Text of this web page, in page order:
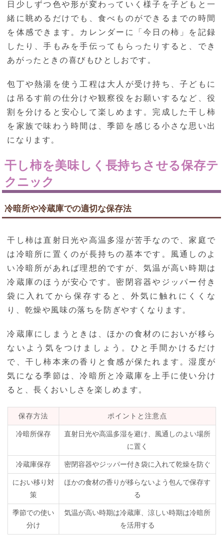
日少しずつ色や形が変わっていく様子を子どもと一
緒に眺めるだけでも、食べものができるまでの時間
を体感できます。カレンダーに「今日の柿」を記録
したり、手もみを手伝ってもらったりすると、でき
あがったときの喜びもひとしおです。
包丁や熱湯を使う工程は大人が受け持ち、子どもに
は吊るす前の仕分けや観察役をお願いするなど、役
割を分けると安心して楽しめます。完成した干し柿
を家族で味わう時間は、季節を感じる小さな思い出
になります。
干し柿を美味しく長持ちさせる保存テ
クニック
冷暗所や冷蔵庫での適切な保存法
干し柿は直射日光や高温多湿が苦手なので、家庭で
は冷暗所に置くのが長持ちの基本です。風通しのよ
い冷暗所があれば理想的ですが、気温が高い時期は
冷蔵庫のほうが安心です。密閉容器やジッパー付き
袋に入れてから保存すると、外気に触れにくくな
り、乾燥や風味の落ちを防ぎやすくなります。
冷蔵庫にしまうときは、ほかの食材のにおいが移ら
ないよう気をつけましょう。ひと手間かけるだけ
で、干し柿本来の香りと食感が保たれます。湿度が
気になる季節は、冷暗所と冷蔵庫を上手に使い分け
ると、長くおいしさを楽しめます。
保存方法 ポイントと注意点
冷暗所保存
直射日光や高温多湿を避け、風通しのよい場所
に置く
冷蔵庫保存 密閉容器やジッパー付き袋に入れて乾燥を防ぐ
におい移り対
策
ほかの食材の香りが移らないよう包んで保存す
る
季節での使い
分け
気温が高い時期は冷蔵庫、涼しい時期は冷暗所
を活用する